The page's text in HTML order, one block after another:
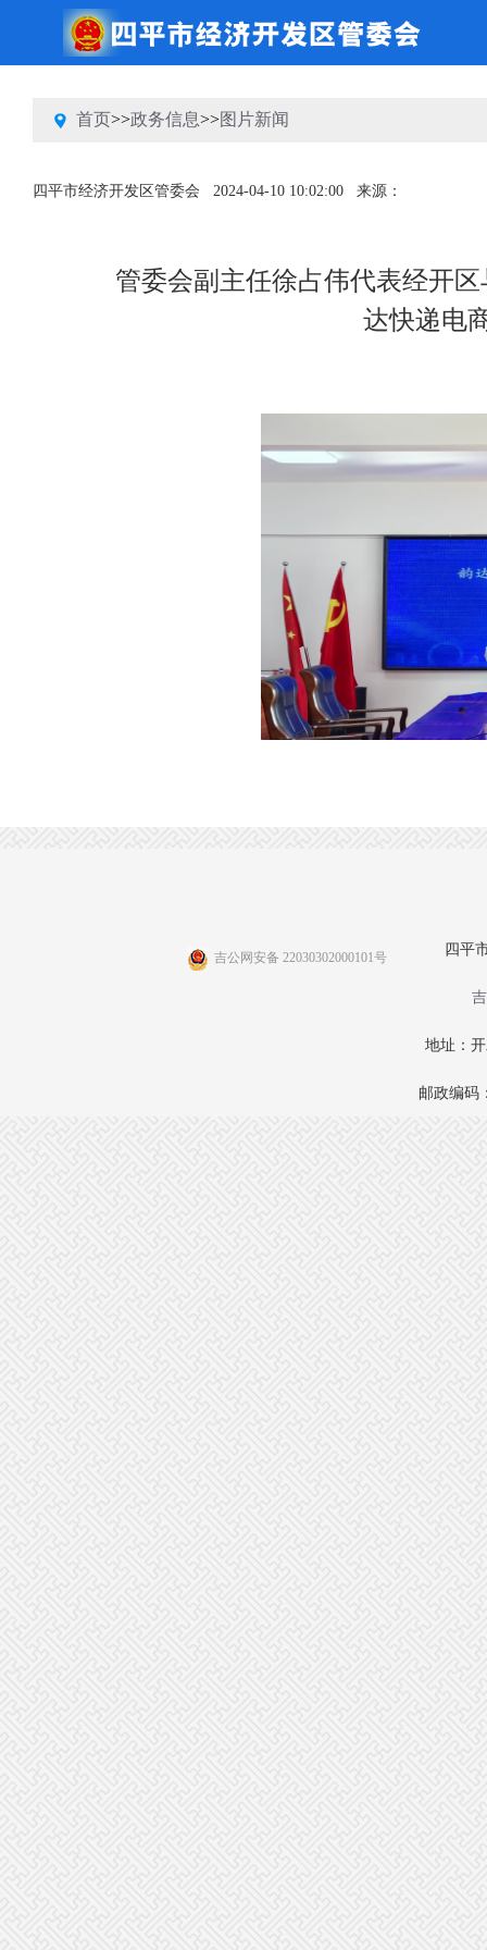
首页>>政务信息>>图片新闻
四平市经济开发区管委会 2024-04-10 10:02:00 来源：
管委会副主任徐占伟代表经开
达快递电
吉公网安备 22030302000101号 四平
地址：
邮政编码